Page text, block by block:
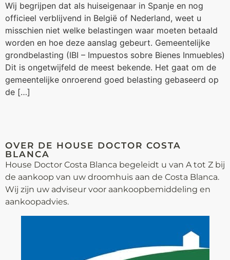
Wij begrijpen dat als huiseigenaar in Spanje en nog
officieel verblijvend in België of Nederland, weet u
misschien niet welke belastingen waar moeten betaald
worden en hoe deze aanslag gebeurt. Gemeentelijke
grondbelasting (IBI – Impuestos sobre Bienes Inmuebles)
Dit is ongetwijfeld de meest bekende. Het gaat om de
gemeentelijke onroerend goed belasting gebaseerd op
de […]
OVER DE HOUSE DOCTOR COSTA
BLANCA
House Doctor Costa Blanca begeleidt u van A tot Z bij
de aankoop van uw droomhuis aan de Costa Blanca.
Wij zijn uw adviseur voor aankoop­bemiddeling en
aankoopadvies.